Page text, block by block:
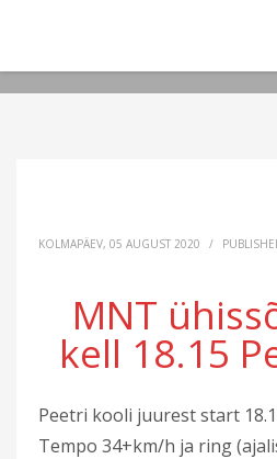
KOLMAPÄEV, 05 AUGUST 2020 /
MNT
kell 18.15
Peetri kooli juurest start
Tempo 34+km/h ja ring